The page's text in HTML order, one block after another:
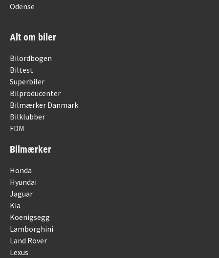
Odense
Alt om biler
Bilordbogen
Biltest
Superbiler
Bilproducenter
Bilmærker Danmark
Bilklubber
FDM
Bilmærker
Honda
Hyundai
Jaguar
Kia
Koenigsegg
Lamborghini
Land Rover
Lexus